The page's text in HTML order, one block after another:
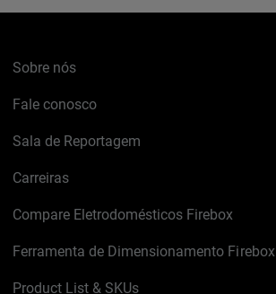
Sobre nós
Fale conosco
Sala de Reportagem
Carreiras
Compare Eletrodomésticos Firebox
Ferramenta de Dimensionamento Firebox
Product List & SKUs